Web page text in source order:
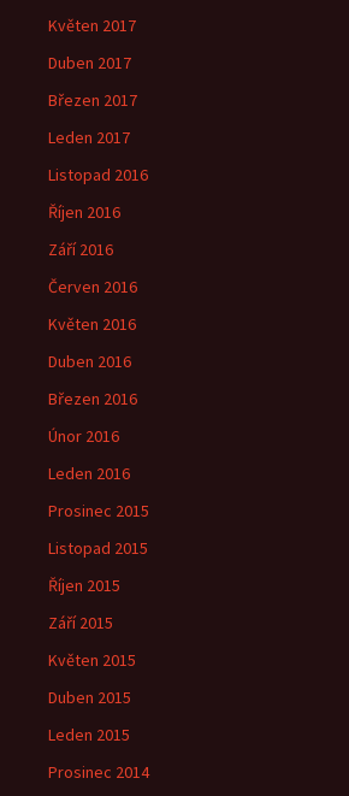
Květen 2017
Duben 2017
Březen 2017
Leden 2017
Listopad 2016
Říjen 2016
Září 2016
Červen 2016
Květen 2016
Duben 2016
Březen 2016
Únor 2016
Leden 2016
Prosinec 2015
Listopad 2015
Říjen 2015
Září 2015
Květen 2015
Duben 2015
Leden 2015
Prosinec 2014